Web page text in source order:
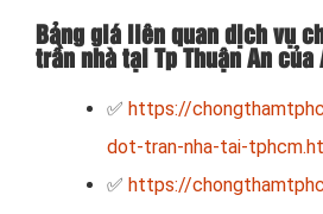
Bảng giá liên quan dịch vụ
trần nhà tại Tp Thuận An của
✅ https://
dot-tran-nha-tai-
✅ https://